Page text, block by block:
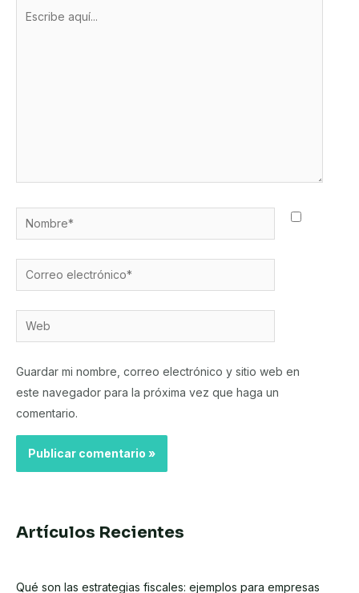
Nombre*
Correo
electrónico*
Web
Guardar mi nombre, correo electrónico y sitio web en
este navegador para la próxima vez que haga un
comentario.
Artículos Recientes
Qué son las estrategias fiscales: ejemplos para empresas